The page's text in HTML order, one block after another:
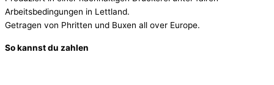
Arbeitsbedingungen in Lettland.
Getragen von Phritten und Buxen all over Europe.
So kannst du zahlen